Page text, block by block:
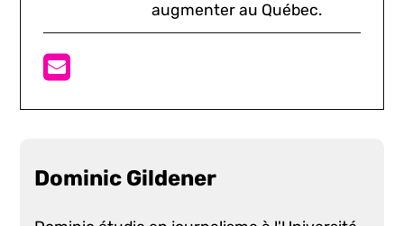
augmenter au Québec.
Dominic Gildener